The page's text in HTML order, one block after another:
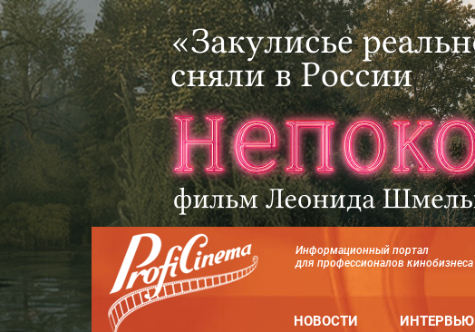
Информационный портал
для профессионалов кинобизнеса
НОВОСТИ ИНТЕРВЬЮ